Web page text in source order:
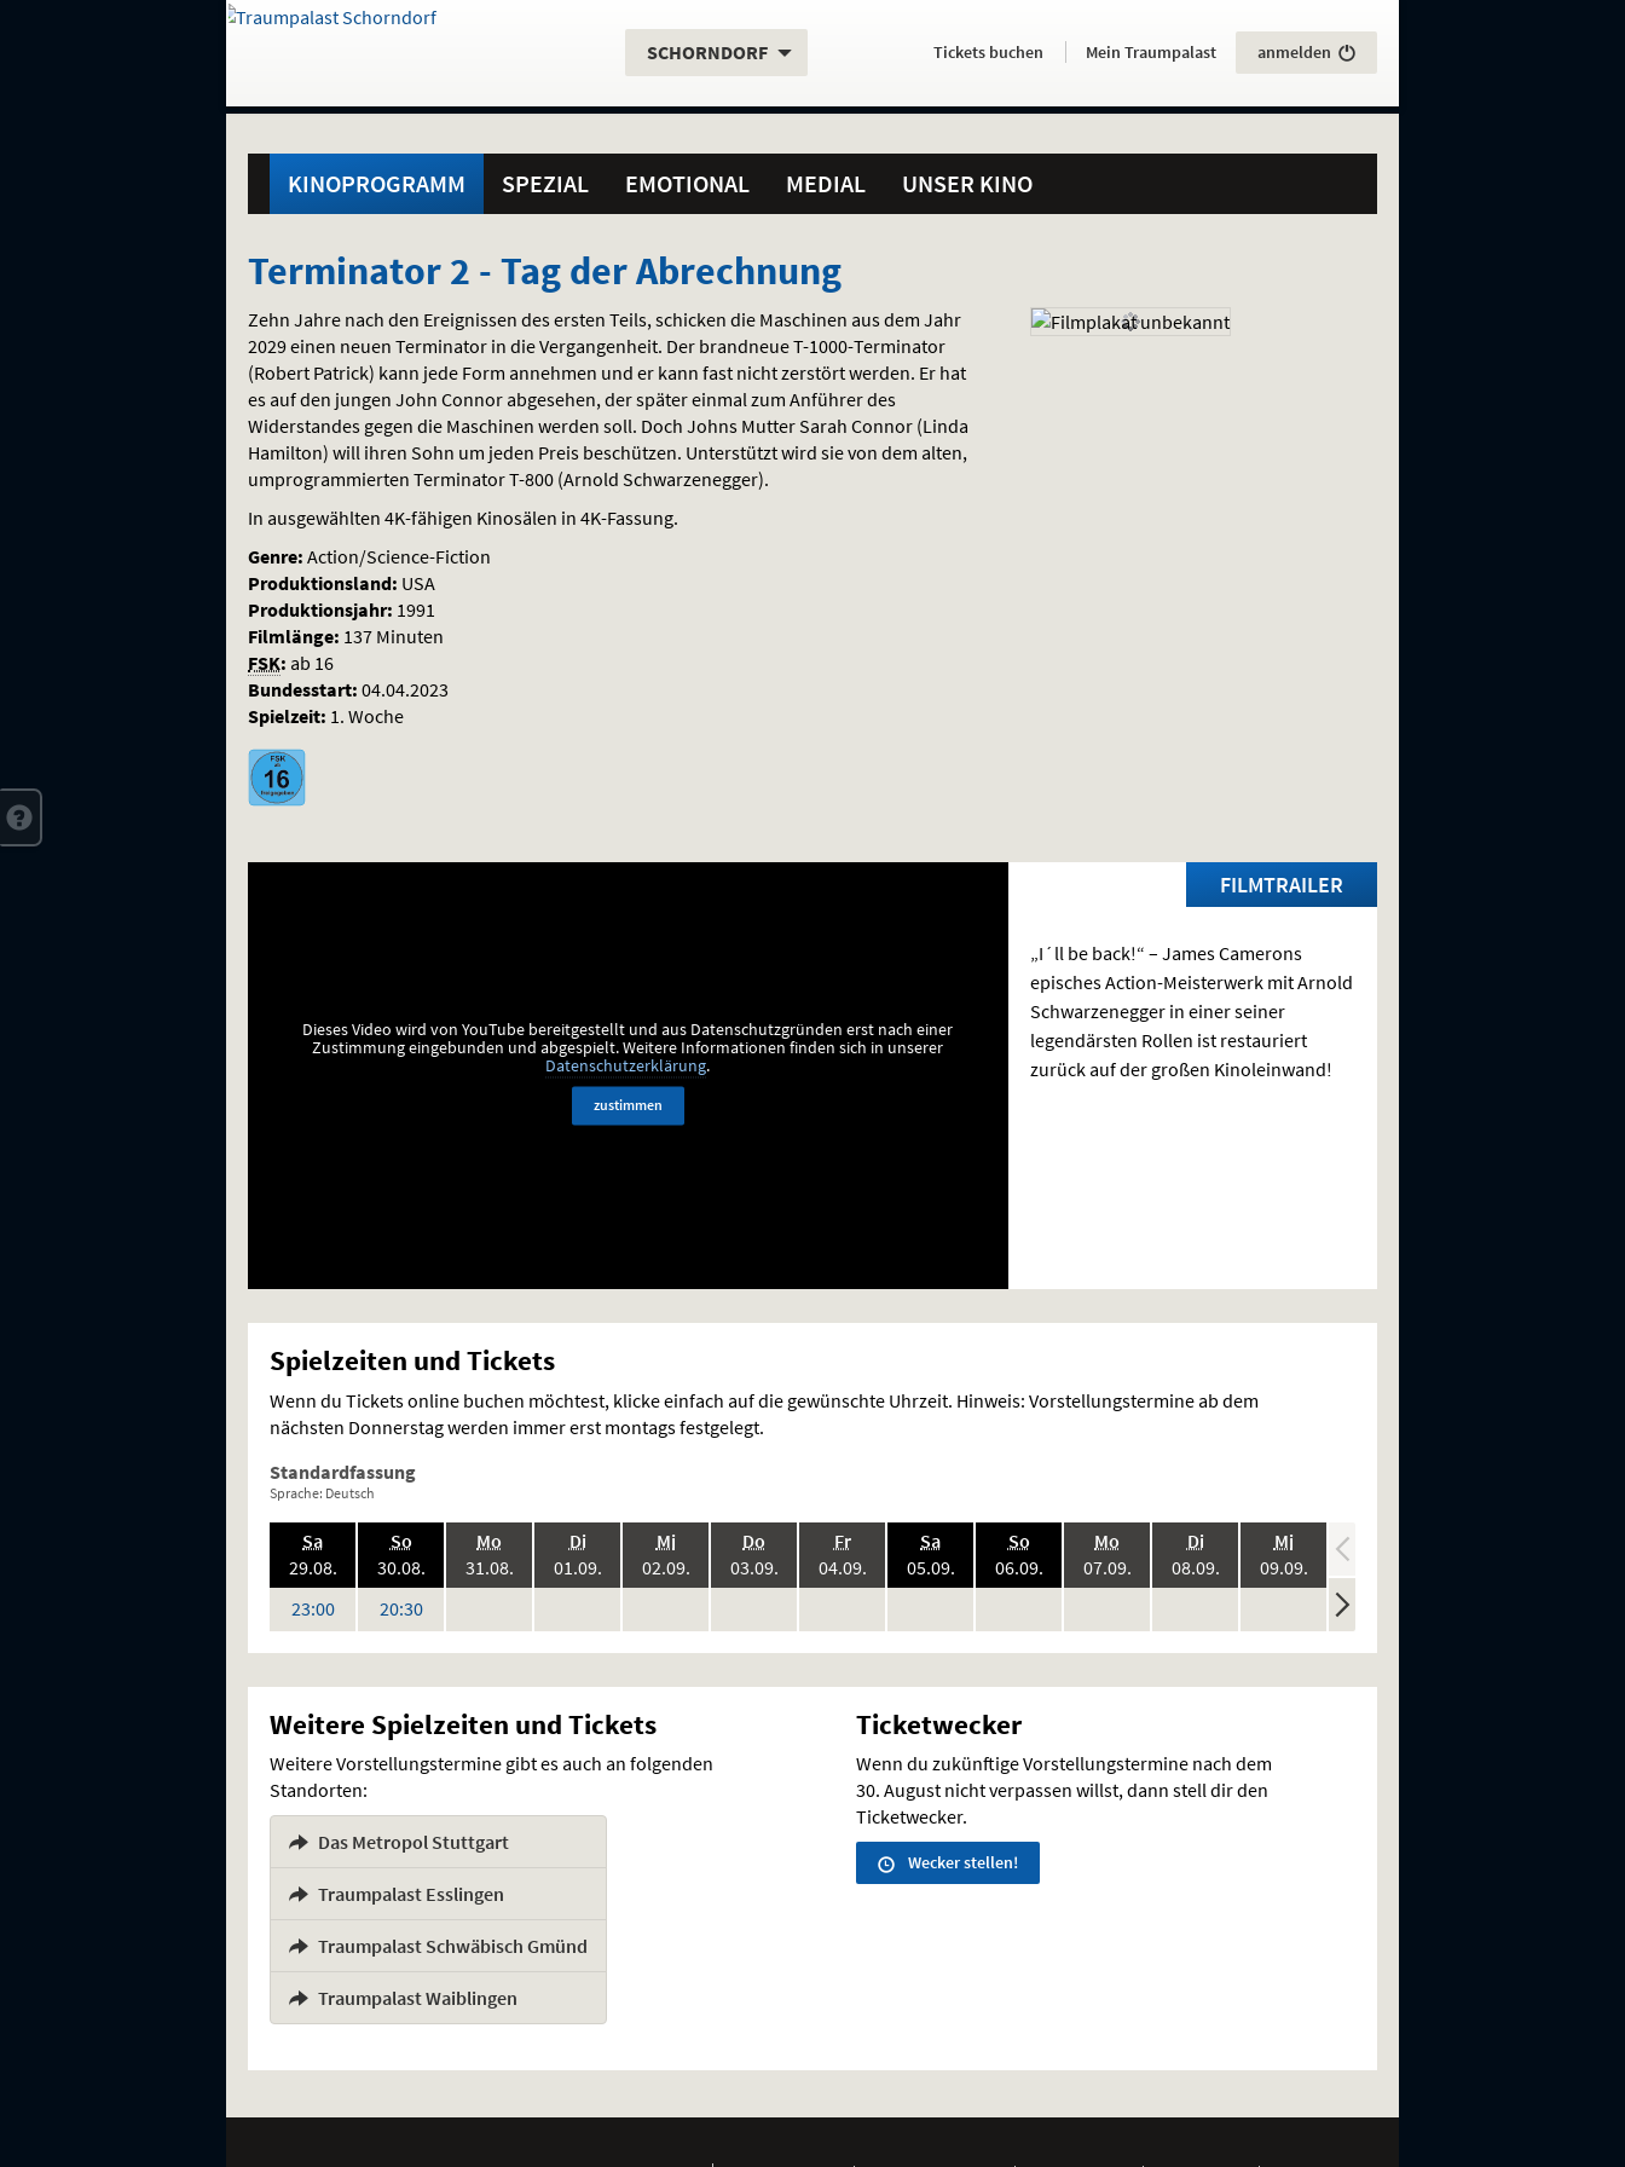
direkt
Inhalt
Menü
und
Gehe
Standortauswahl
Aktueller
SCHORNDORF. Servicefunktionen
Aktuelles
HierTickets buchen . Mein Traumpalast anmelden
KINOPROGRAMM SPEZIAL EMOTIONAL MEDIAL UNSER KINO
Terminator
Tag
der
Abrechnung
Terminator 2 - Tag der Abrechnung
Zehn Jahre nach den Ereignissen des ersten Teils, schicken die Maschinen aus dem Jahr
2029 einen neuen Terminator in die Vergangenheit. Der brandneue T-1000-Terminator
(Robert Patrick) kann jede Form annehmen und er kann fast nicht zerstört werden. Er hat
es auf den jungen John Connor abgesehen, der später einmal zum Anführer des
Widerstandes gegen die Maschinen werden soll. Doch Johns Mutter Sarah Connor (Linda
Hamilton) will ihren Sohn um jeden Preis beschützen. Unterstützt wird sie von dem alten,
umprogrammierten Terminator T-800 (Arnold Schwarzenegger).
In ausgewählten 4K-fähigen Kinosälen in 4K-Fassung.
Genre: Action/Science-Fiction
Produktionsland: USA
Produktionsjahr: 1991
Filmlänge: 137 Minuten
FSK: ab 16
Bundesstart: 04.04.2023
Spielzeit: 1. Woche
FILMTRAILER
Dieses Video wird von YouTube bereitgestellt und aus Datenschutzgründen erst nach einer
Zustimmung eingebunden und abgespielt.Weitere Informationen finden sich in unserer
Datenschutzerklärung.
zustimmen
„I´ll be back!“ – James Camerons
episches Action-Meisterwerk mit Arnold
Schwarzenegger in einer seiner
legendärsten Rollen ist restauriert
zurück auf der großen Kinoleinwand!
Spielzeiten und Tickets
Wenn du Tickets online buchen möchtest, klicke einfach auf die gewünschte Uhrzeit. Hinweis: Vorstellungstermine ab dem
nächsten Donnerstag werden immer erst montags festgelegt.
Standardfassung
Sprache: Deutsch
Sa.,
29.08.2026:
23:00Uhr
So.,
30.08.2026:
20:30Uhr
Mo
31.08.2026:
Vorstellungen
Di.,
01.09.2026:
Vorstellungen
Mi.,
02.09.2026:
Vorstellungen
Do
03.09.2026:
Vorstellungen
Fr.,
04.09.2026:
Vorstellungen
Sa.,
05.09.2026:
Vorstellungen
So.,
06.09.2026:
Vorstellungen
Mo
07.09.2026:
Vorstellungen
Di.,
08.09.2026:
Vorstellungen
Mi.,
09.09.2026:
Vorstellungen
10.09.
keine
Vorstellungen
Weitere Spielzeiten und Tickets
Weitere Vorstellungstermine gibt es auch an folgenden
Standorten:
Das Metropol Stuttgart
Traumpalast Esslingen
Traumpalast Schwäbisch Gmünd
Traumpalast Waiblingen
Ticketwecker
Wenn du zukünftige Vorstellungstermine nach dem
30. August nicht verpassen willst, dann stell dir den
Ticketwecker.
Wecker stellen!